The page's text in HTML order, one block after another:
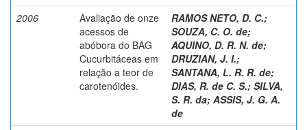
2006
Avaliação de onze
acessos de
abóbora do BAG
Cucurbitáceas em
relação a teor de
carotenóides.
RAMOS NETO, D. C.;
SOUZA, C. O. de;
AQUINO, D. R. N. de;
DRUZIAN, J. I.;
SANTANA, L. R. R. de;
DIAS, R. de C. S.; SILVA,
S. R. da; ASSIS, J. G. A.
de